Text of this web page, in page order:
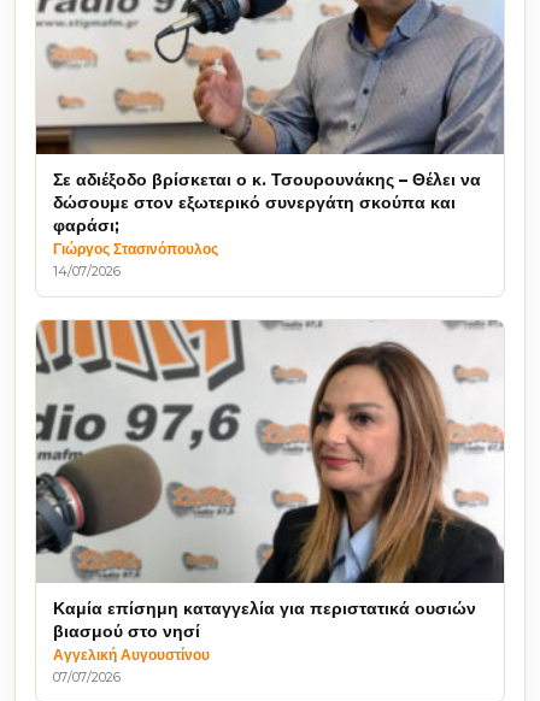
Σε αδιέξοδο βρίσκεται ο κ. Τσουρουνάκης – Θέλει να
δώσουμε στον εξωτερικό συνεργάτη σκούπα και
φαράσι;
Γιώργος Στασινόπουλος
14/07/2026
Καμία επίσημη καταγγελία για περιστατικά ουσιών
βιασμού στο νησί
Αγγελική Αυγουστίνου
07/07/2026